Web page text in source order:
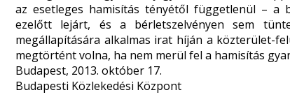
az esetleges hamisítás tényétől függetlenül – a
ezelőtt lejárt, és a bérletszelvényen sem
megállapítására alkalmas irat híján a közterület-
megtörtént volna, ha nem merül fel a hamisítás
Budapest, 2013. október 17.
Budapesti Közlekedési Központ